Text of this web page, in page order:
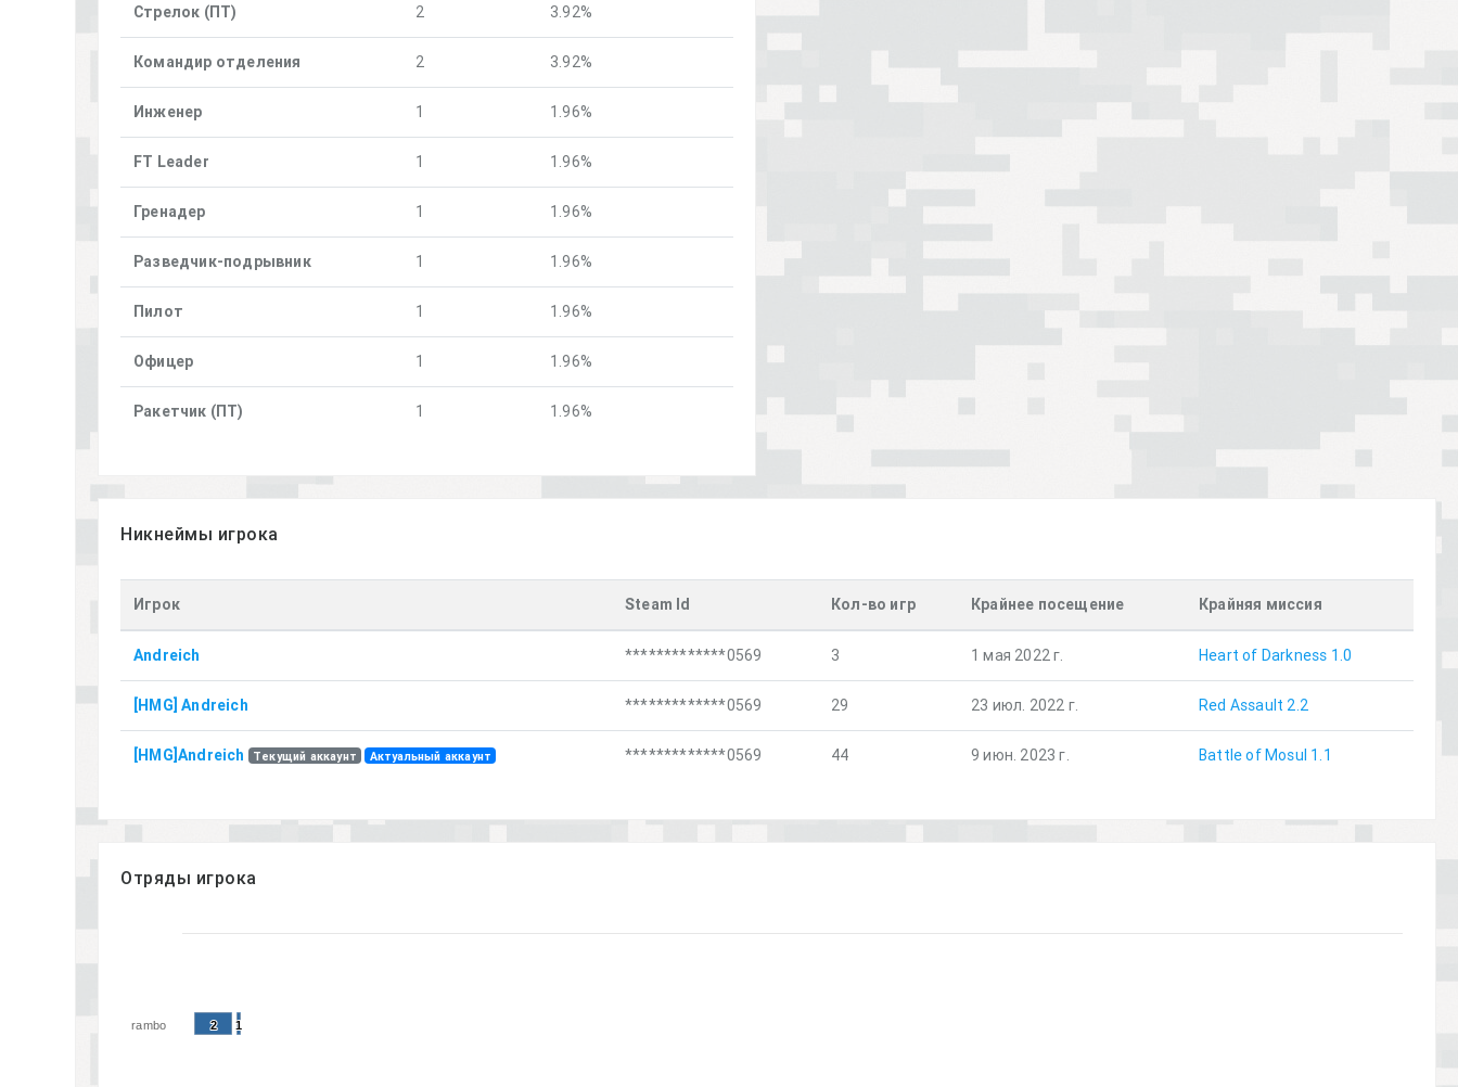
Стрелок (ПТ) 2 3.92%
Командир отделения 2 3.92%
Инженер 1 1.96%
FT Leader 1 1.96%
Гренадер 1 1.96%
Разведчик-подрывник 1 1.96%
Пилот 1 1.96%
Офицер 1 1.96%
Ракетчик (ПТ) 1 1.96%
Никнеймы игрока
Игрок Steam Id Кол-во игр Крайнее посещение Крайняя миссия
Andreich *************0569 3 1 мая 2022 г. Heart of Darkness 1.0
[HMG] Andreich *************0569 29 23 июл. 2022 г. Red Assault 2.2
[HMG]Andreich Текущий аккаунт Актуальный аккаунт *************0569 44 9 июн. 2023 г. Battle of Mosul 1.1
Отряды игрока
2
2 1
1
rambo